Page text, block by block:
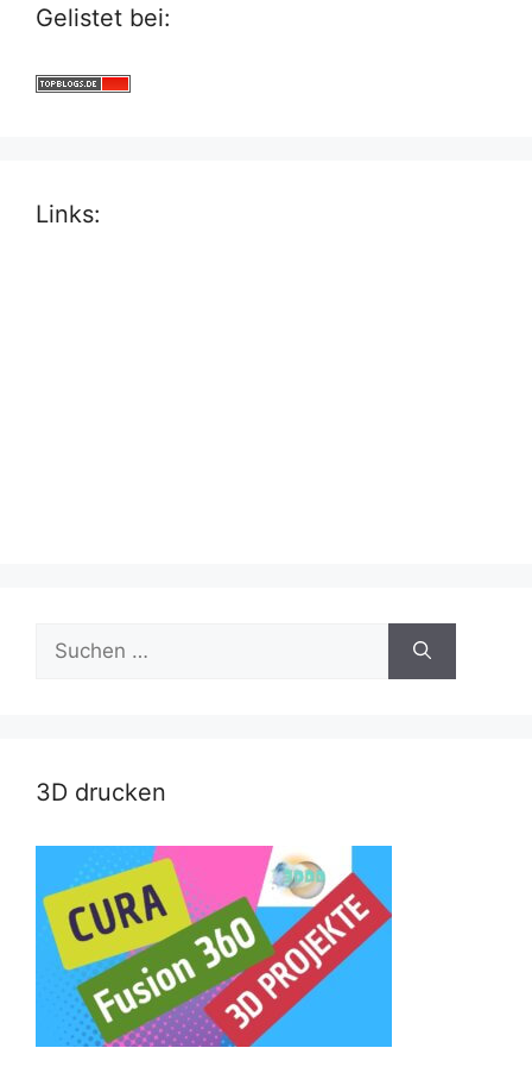
Gelistet bei:
Links:
nach:
3D drucken